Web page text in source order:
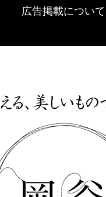
広告掲載について